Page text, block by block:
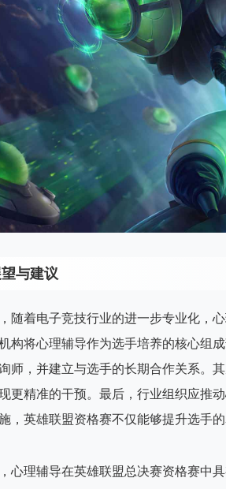
与建议
随着电子竞技行业的进一步专业化，
构将心理辅导作为选手培养的核心组
师，并建立与选手的长期合作关系。
更精准的干预。最后，行业组织应推
，英雄联盟资格赛不仅能够提升选手
心理辅导在英雄联盟总决赛资格赛中